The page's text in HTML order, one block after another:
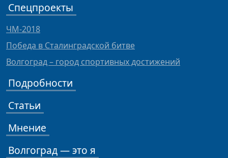
Спецпроекты
ЧМ-2018
Победа в Сталинградской битве
Волгоград – город спортивных достижений
Подробности
Статьи
Мнение
Волгоград — это я